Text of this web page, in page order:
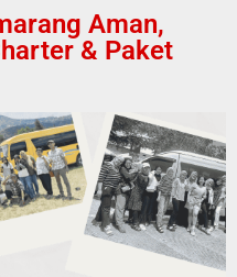
Aman,
& Paket